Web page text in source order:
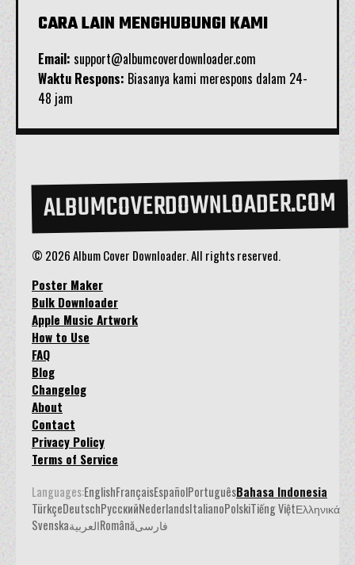
CARA LAIN MENGHUBUNGI KAMI
Email: support@albumcoverdownloader.com
Waktu Respons: Biasanya kami merespons dalam 24-
48 jam
ALBUMCOVERDOWNLOADER.COM
© 2026 Album Cover Downloader. All rights reserved.
Poster Maker
Bulk Downloader
Apple Music Artwork
How to Use
FAQ
Blog
Changelog
About
Contact
Privacy Policy
Terms of Service
Languages:EnglishFrançaisEspañolPortuguêsBahasa Indonesia
TürkçeDeutschРусскийNederlandsItalianoPolskiTiếng ViệtΕλληνικά
SvenskaالعربيةRomânăفارسی